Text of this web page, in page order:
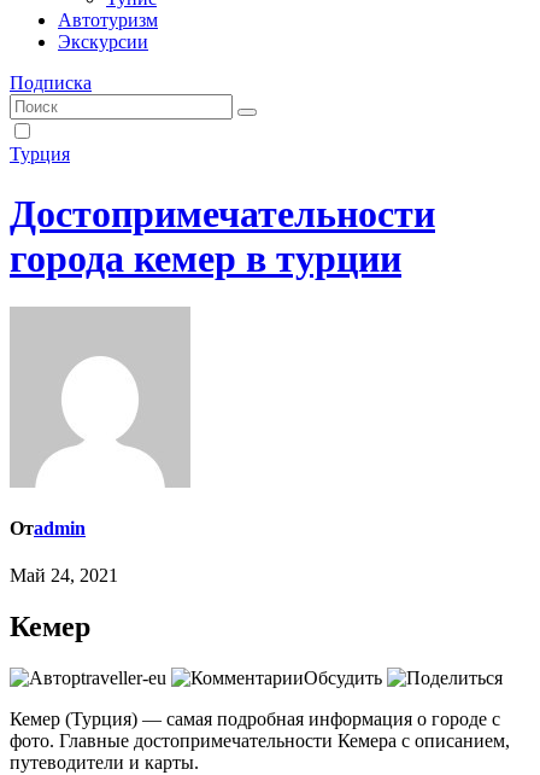
Автотуризм
Экскурсии
Подписка
Турция
Достопримечательности
города кемер в турции
Отadmin
Май 24, 2021
Кемер
traveller-eu
Обсудить
Кемер (Турция) — самая подробная информация о городе с
фото. Главные достопримечательности Кемера с описанием,
путеводители и карты.